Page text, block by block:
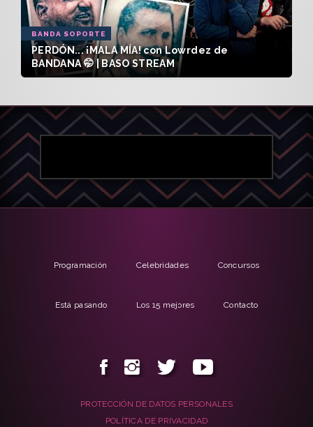
BANDA SOPORTE
PERDÓN... ¡MALA MÍA! con Lowrdez de
BANDANA 🤭 | BASO STREAM
Programación Celebridades Concursos
Está pasando Los 15 mejores Contacto
PROTECCIÓN DE DATOS PERSONALES
POLÍTICA DE PRIVACIDAD